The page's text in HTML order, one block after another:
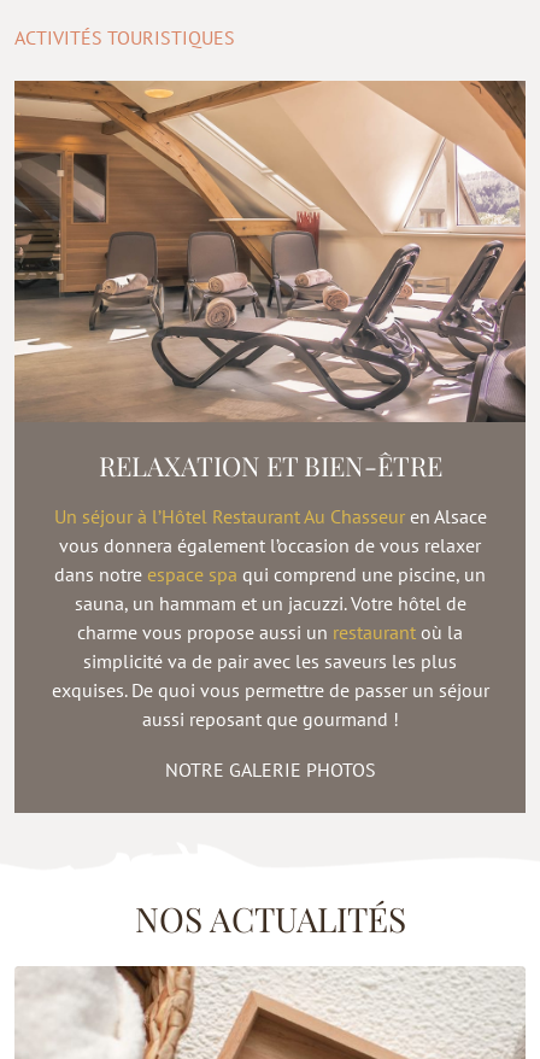
ACTIVITÉS TOURISTIQUES
RELAXATION ET BIEN-ÊTRE
Un séjour à l’Hôtel Restaurant Au Chasseuren Alsace
vous donnera également l’occasion de vous relaxer
dans notre espace spa qui comprend une piscine, un
sauna, un hammam et un jacuzzi. Votre hôtel de
charme vous propose aussi un restaurant où la
simplicité va de pair avec les saveurs les plus
exquises. De quoi vous permettre de passer un séjour
aussi reposant que gourmand !
NOTRE GALERIE PHOTOS
NOS ACTUALITÉS